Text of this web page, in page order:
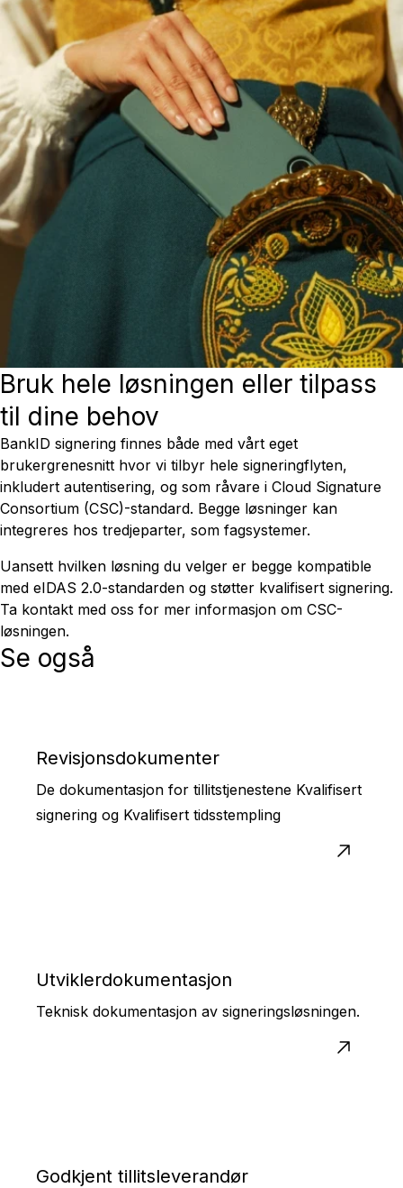
Bruk hele løsningen eller tilpass
til dine behov
BankID signering finnes både med vårt eget
brukergrenesnitt hvor vi tilbyr hele signeringflyten,
inkludert autentisering, og som råvare i Cloud Signature
Consortium (CSC)-standard. Begge løsninger kan
integreres hos tredjeparter, som fagsystemer.
Uansett hvilken løsning du velger er begge kompatible
med eIDAS 2.0-standarden og støtter kvalifisert signering.
Ta kontakt med oss for mer informasjon om CSC-
løsningen.
Se også
Revisjonsdokumenter
De dokumentasjon for tillitstjenestene Kvalifisert
signering og Kvalifisert tidsstempling
Utviklerdokumentasjon
Teknisk dokumentasjon av signeringsløsningen.
Godkjent tillitsleverandør